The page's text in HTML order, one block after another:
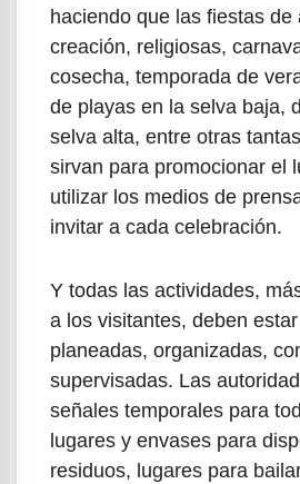
haciendo que las fiestas de
creación, religiosas,
cosecha, temporada de
de playas en la selva baja,
selva alta, entre otras
sirvan para promocionar el
utilizar los medios de
invitar a cada celebración.
Y todas las actividades,
a los visitantes, deben
planeadas, organizadas,
supervisadas. Las
señales temporales para
lugares y envases para
residuos, lugares para